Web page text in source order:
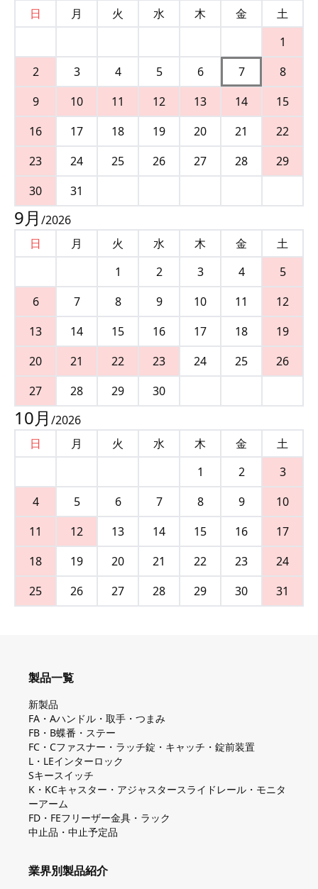
日
月 火 水 木 金
土
1
2
3 4 5 6 7
8
9
10 11 12 13 14
15
16
17 18 19 20 21
22
23
24 25 26 27 28
29
30
31
9月 /2026
日
月 火 水 木 金
土
1
2 3 4
5
6
7 8 9 10 11
12
13
14 15 16 17 18
19
20
21 22 23 24 25
26
27
28 29 30
10月 /2026
日
月 火 水 木 金
土
1
2
3
4
5 6 7 8 9
10
11
12 13 14 15 16
17
18
19 20 21 22 23
24
25
26 27 28 29 30 31
製品一覧
新製品
FA・Aハンドル・取手・つまみ
FB・B蝶番・ステー
FC・Cファスナー・ラッチ錠・キャッチ・錠前装置
L・LEインターロック
Sキースイッチ
K・KCキャスター・アジャスタースライドレール・モニタ
ーアーム
FD・FEフリーザー金具・ラック
中止品・中止予定品
業界別製品紹介